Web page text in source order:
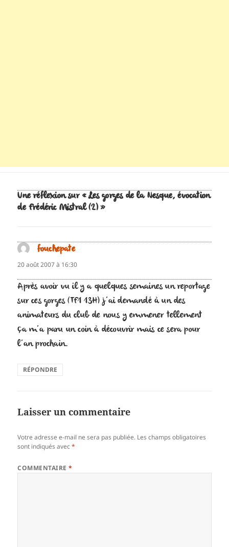
Une réflexion sur « Les gorges de la Nesque, évocation
de Frédéric Mistral (2) »
fouchepatedit :
20 août 2007 à 16:30
Après avoir vu il y a quelques semaines un reportage
sur ces gorges (TF1 13H) j’ai demandé à un des
animateurs du club de nous y emmener tellement
ça m’a paru un coin à découvrir mais ce sera pour
l’an prochain.
RÉPONDRE
Laisser un commentaire
Votre adresse e-mail ne sera pas publiée. Les champs obligatoires
sont indiqués avec*
COMMENTAIRE*